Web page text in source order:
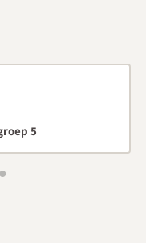
je direct kunt